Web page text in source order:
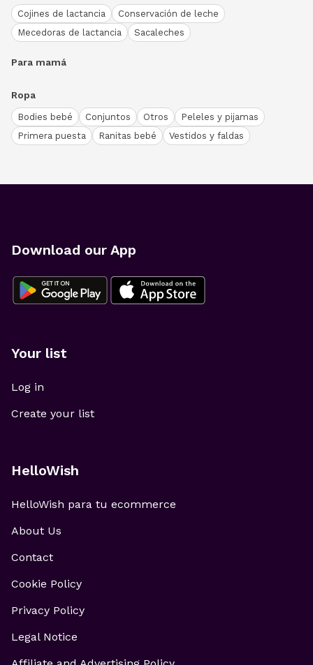
Cojines de lactancia
Conservación de leche
Mecedoras de lactancia
Sacaleches
Para mamá
Ropa
Bodies bebé Conjuntos Otros
Peleles y pijamas
Primera puesta
Ranitas bebé Vestidos y faldas
Download our App
Your list
Log in
Create your list
HelloWish
HelloWish para tu ecommerce
About Us
Contact
Cookie Policy
Privacy Policy
Legal Notice